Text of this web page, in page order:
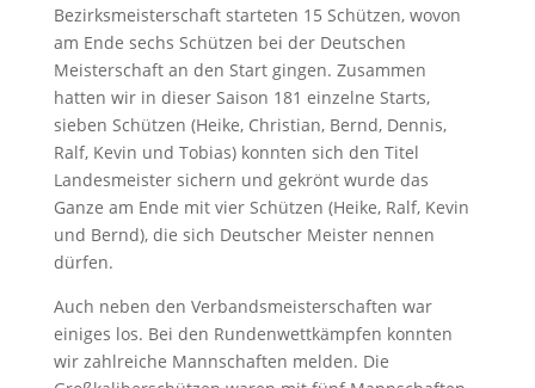
Bezirksmeisterschaft starteten 15 Schützen, wovon
am Ende sechs Schützen bei der Deutschen
Meisterschaft an den Start gingen. Zusammen
hatten wir in dieser Saison 181 einzelne Starts,
sieben Schützen (Heike, Christian, Bernd, Dennis,
Ralf, Kevin und Tobias) konnten sich den Titel
Landesmeister sichern und gekrönt wurde das
Ganze am Ende mit vier Schützen (Heike, Ralf, Kevin
und Bernd), die sich Deutscher Meister nennen
dürfen.
Auch neben den Verbandsmeisterschaften war
einiges los. Bei den Rundenwettkämpfen konnten
wir zahlreiche Mannschaften melden. Die